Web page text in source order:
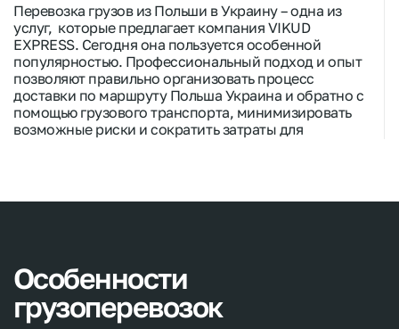
Перевозка грузов из Польши в Украину– одна из
услуг, которые предлагает компания VIKUD
EXPRESS. Сегодня она пользуется особенной
популярностью. Профессиональный подход и опыт
позволяют правильно организовать процесс
доставки по маршруту Польша Украина и обратно с
помощью грузового транспорта, минимизировать
возможные риски и сократить затраты для
убытков для клиентаво время транспортировки
Особую роль уделяют правильному оформлению
сопроводительной документации
необходимости можно в течение нескольких минут
получить или отправить поe mail
Особенности
грузоперевозок